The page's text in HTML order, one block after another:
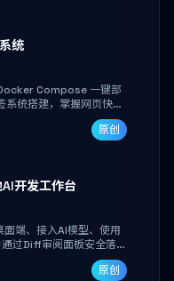
统
Compose 一键部
统搭建，掌握网页快照
适合开发者与知识工作
检索。
原创
开发工作台
端、接入AI模型、使用
过Diff审阅面板安全落地
沙箱环境中工作，你只
原创